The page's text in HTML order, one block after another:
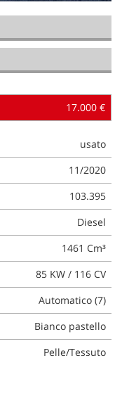
17.000 €
usato
11/2020
103.395
Diesel
1461 Cm³
85 KW / 116 CV
Automatico (7)
Bianco pastello
Pelle/Tessuto